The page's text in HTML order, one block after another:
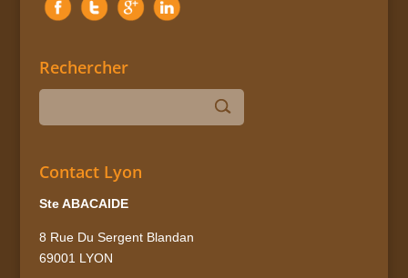
Rechercher
Contact Lyon
Ste ABACAIDE
8 Rue Du Sergent Blandan
69001 LYON